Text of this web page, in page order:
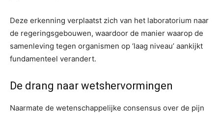
Deze erkenning verplaatst zich van het laboratorium naar
de regeringsgebouwen, waardoor de manier waarop de
samenleving tegen organismen op ‘laag niveau’ aankijkt
fundamenteel verandert.
De drang naar wetshervormingen
Naarmate de wetenschappelijke consensus over de pijn